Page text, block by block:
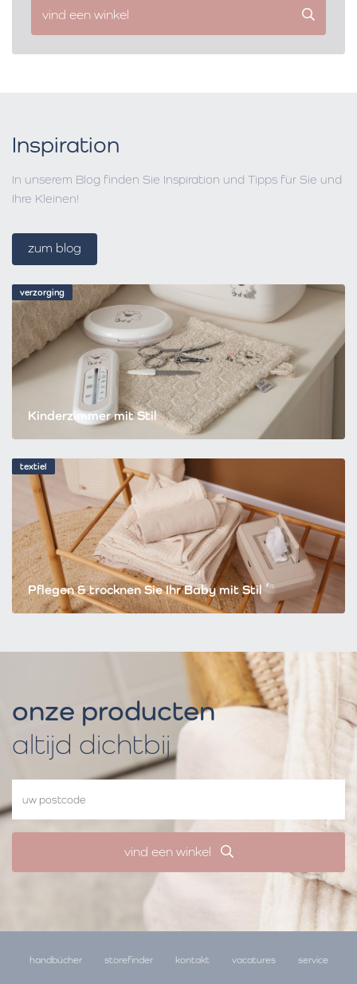
vind een winkel
verzorging
Kinderzimmer mit Stil
textiel
Pflegen & trocknen Sie Ihr Baby mit Stil
Inspiration
In unserem Blog finden Sie Inspiration und Tipps für Sie und
Ihre Kleinen!
zum blog
onze producten
altijd dichtbij
vind een winkel
handbücher storefinder kontakt vacatures service